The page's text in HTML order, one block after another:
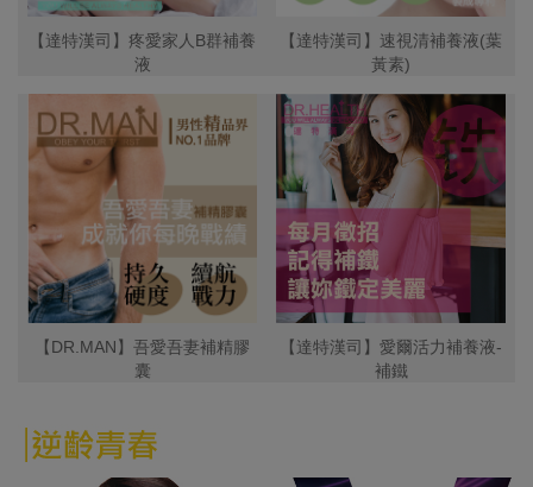
【達特漢司】疼愛家人B群補養
液
【達特漢司】速視清補養液(葉
黃素)
【DR.MAN】吾愛吾妻補精膠
囊
【達特漢司】愛爾活力補養液-
補鐵